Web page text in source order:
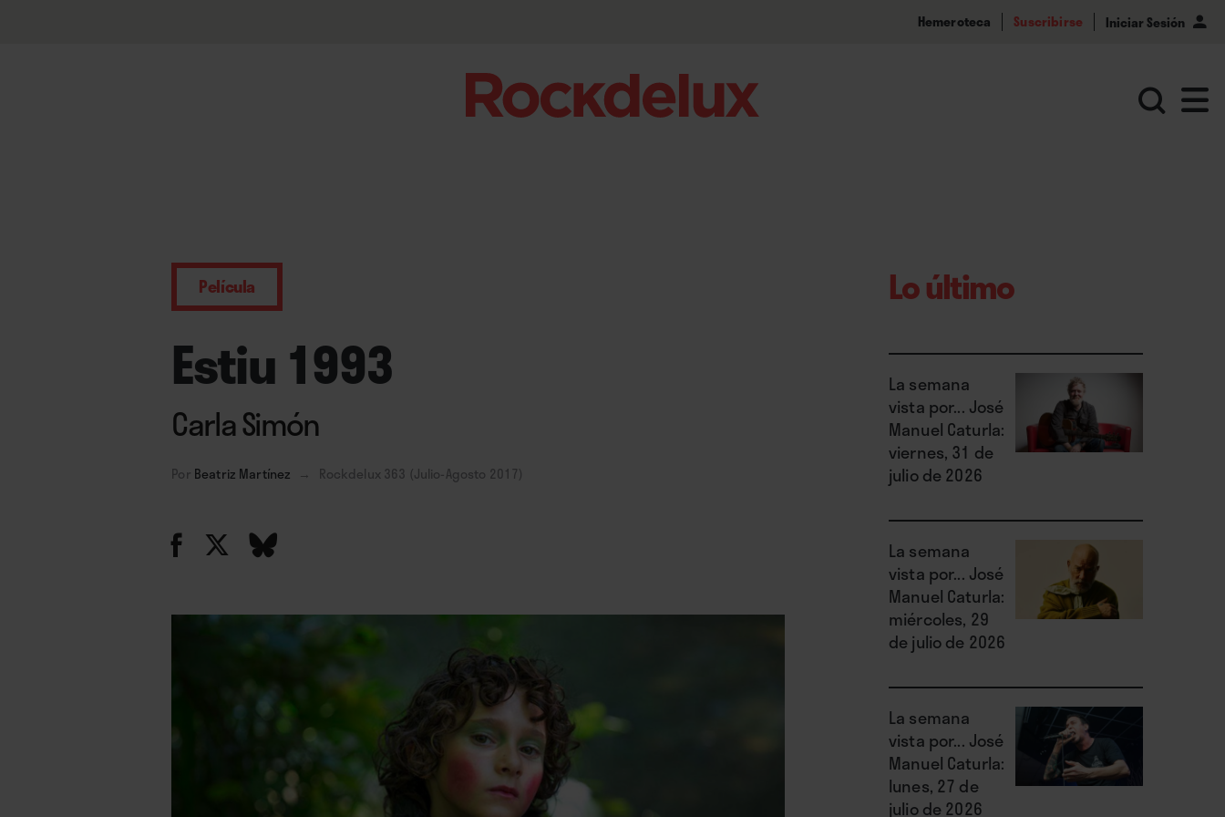
Hemeroteca Suscribirse Iniciar Sesión
Película
Estiu 1993
Carla Simón
Por Beatriz Martínez → Rockdelux 363 (Julio-Agosto 2017)
Lo último
La semana
vista por... José
Manuel Caturla:
viernes, 31 de
julio de 2026
La semana
vista por... José
Manuel Caturla:
miércoles, 29
de julio de 2026
La semana
vista por... José
Manuel Caturla:
lunes, 27 de
julio de 2026